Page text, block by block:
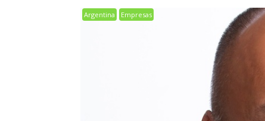
Argentina Empresas